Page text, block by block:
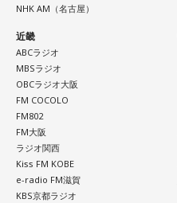
NHK AM（名古屋）
近畿
ABCラジオ
MBSラジオ
OBCラジオ大阪
FM COCOLO
FM802
FM大阪
ラジオ関西
Kiss FM KOBE
e-radio FM滋賀
KBS京都ラジオ